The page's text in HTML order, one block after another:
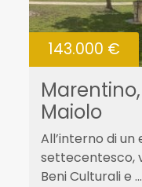
143.000 €
Maiolo
All’interno di
settecentesco,
Beni Culturali e ...